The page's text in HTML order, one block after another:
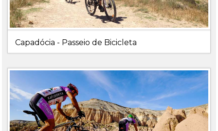
Capadócia - Passeio de Bicicleta